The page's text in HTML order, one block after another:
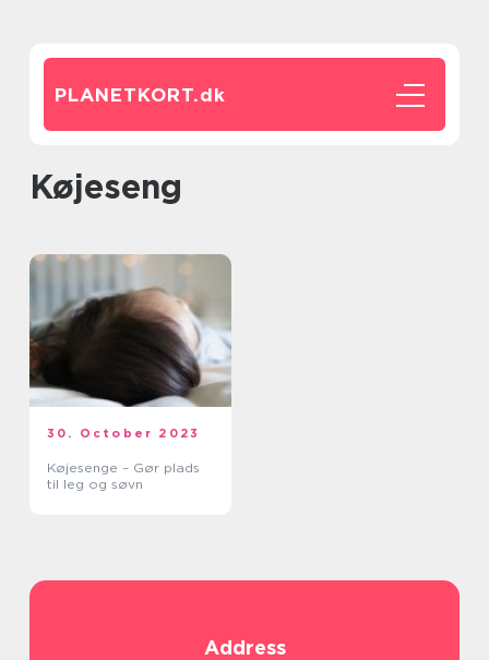
PLANETKORT.dk
Køjeseng
30. October 2023
Køjesenge – Gør plads
til leg og søvn
Address